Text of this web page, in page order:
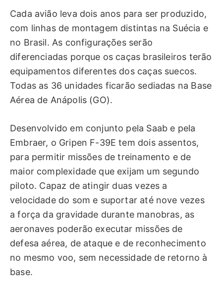
Cada avião leva dois anos para ser produzido,
com linhas de montagem distintas na Suécia e
no Brasil. As configurações serão
diferenciadas porque os caças brasileiros terão
equipamentos diferentes dos caças suecos.
Todas as 36 unidades ficarão sediadas na Base
Aérea de Anápolis (GO).
Desenvolvido em conjunto pela Saab e pela
Embraer, o Gripen F-39E tem dois assentos,
para permitir missões de treinamento e de
maior complexidade que exijam um segundo
piloto. Capaz de atingir duas vezes a
velocidade do som e suportar até nove vezes
a força da gravidade durante manobras, as
aeronaves poderão executar missões de
defesa aérea, de ataque e de reconhecimento
no mesmo voo, sem necessidade de retorno à
base.